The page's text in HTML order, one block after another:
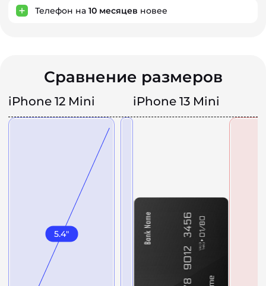
Телефон на 10 месяцев новее
Сравнение размеров
iPhone 12 Mini iPhone 13 Mini
5.4"